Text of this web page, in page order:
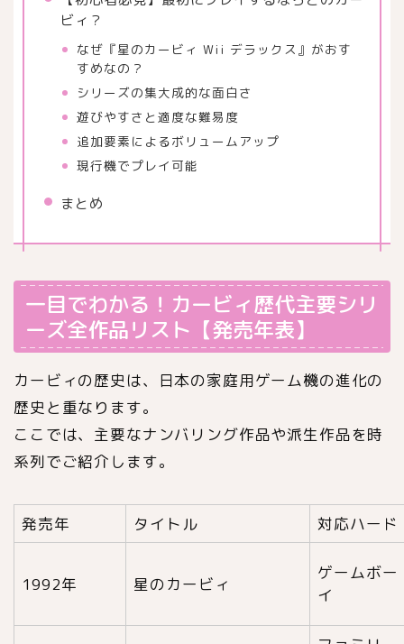
ビィ？
なぜ『星のカービィ Wii デラックス』がおす
すめなの？
シリーズの集大成的な面白さ
遊びやすさと適度な難易度
追加要素によるボリュームアップ
現行機でプレイ可能
まとめ
一目でわかる！カービィ歴代主要シリ
ーズ全作品リスト【発売年表】
カービィの歴史は、日本の家庭用ゲーム機の進化の
歴史と重なります。
ここでは、主要なナンバリング作品や派生作品を時
系列でご紹介します。
発売年 タイトル 対応ハード
1992年 星のカービィ
ゲームボー
イ